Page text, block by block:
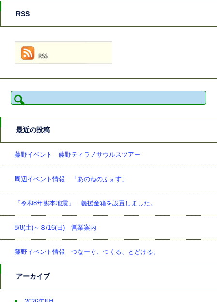
RSS
検
索:
最近の投稿
藤野イベント 藤野ティラノサウルスツアー
周辺イベント情報 「あのねのふぇす」
「令和8年熊本地震」 義援金箱を設置しました。
8/8(土)～８/16(日) 営業案内
藤野イベント情報 つなーぐ、つくる、とどける。
アーカイブ